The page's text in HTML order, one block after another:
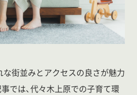
街並みとアクセスの良さが魅力
では、代々木上原での子育て環